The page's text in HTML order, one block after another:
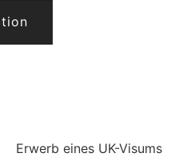
Erwerb eines UK-Visums